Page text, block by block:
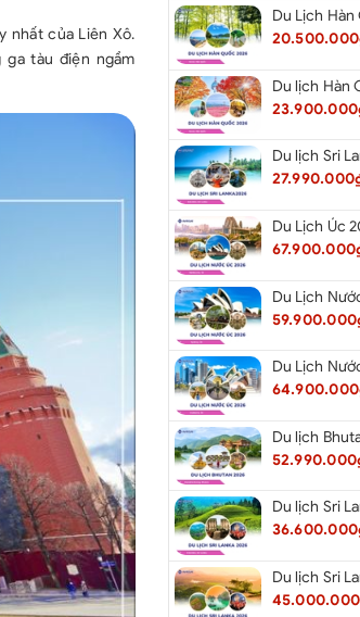
khách thăm hết các địa điểm du lịch ghi trong
XIN VISA NGA
gốc còn thời hạn trên 6 tháng kể từ ngày
ít nhất 2 trang trống để dán visa.
3,5 x 4,5 chụp trên nền phông trắng, từ cằm
là 3cm, không đội mũ, không đeo kính, không
vòng 6 tháng so với ngày khởi hành). Yêu cầu
số quy định.
cấp các thông tin cá nhân và của vợ hoặc
địa chỉ nhà riêng, thông tin công việc (Tên
ty, số điện thoại, chức vụ) - có bản thông tin mẫu
hạn nộp hồ sơ để xin visa: Ít nhất 20 ngày
nhất của Liên Xô.
tàu điện ngầm